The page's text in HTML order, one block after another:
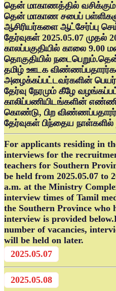
தென் மாகாணத்தில்
தென் மாகாண சபைப்
ஆசிரியர்களை ஆட்சேர்ப்பு
தேர்வுகள் 2025.05.07 முதல்
காலப்பகுதியில் காலை 9.00
தொகுதியில்
தமிழ் ஊடக
அழைக்கப்பட்டவர்களின் பெயர்
தேர்வு நேரமும் கீழே
காலிப்பணியிடங்களின்
கொண்டு, பிற
தேர்வுகள் பிந்தைய நாள்களில்
For applicants residing in
interviews for the
teachers for Southern
be held from 2025.05.07 to
a.m. at the Ministry
interview times of Tamil
the Southern Province who
interview is provided
number of vacancies,
will be held on later.
2025.05.07
2025.05.08